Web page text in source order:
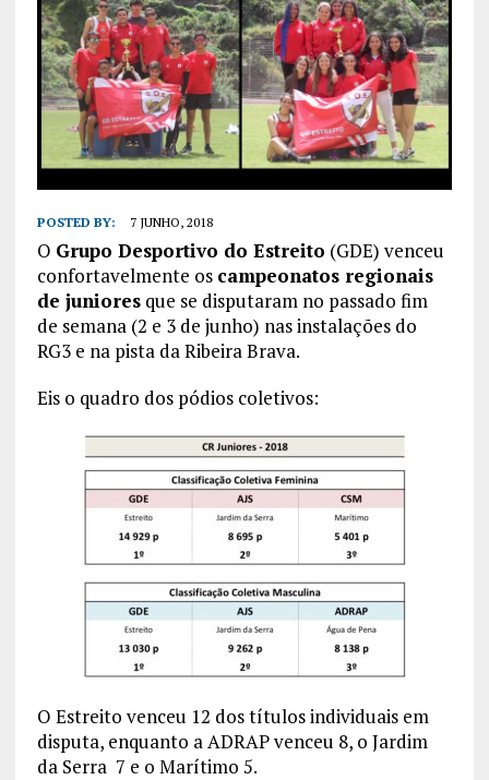
POSTED BY: 7 JUNHO, 2018
O Grupo Desportivo do Estreito (GDE) venceu
confortavelmente os campeonatos regionais
de junioresque se disputaram no passado fim
de semana (2 e 3 de junho) nas instalações do
RG3 e na pista da Ribeira Brava.
Eis o quadro dos pódios coletivos:
O Estreito venceu 12 dos títulos individuais em
disputa, enquanto a ADRAP venceu 8, o Jardim
da Serra 7 e o Marítimo 5.